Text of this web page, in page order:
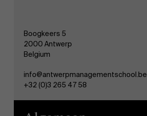
Boogkeers 5
2000 Antwerp
Belgium
info@antwerpmanagementschool.be
+32 (0)3 265 47 58